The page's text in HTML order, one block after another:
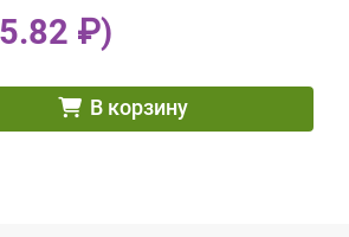
₽)
В корзину